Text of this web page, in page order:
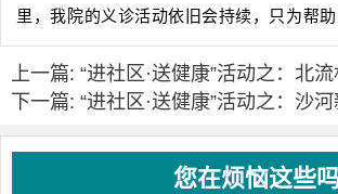
里，我院的义诊活动依旧会持续，只为帮
上一篇: “进社区·送健康”活动之：北
下一篇: “进社区·送健康”活动之：沙
您在烦恼这些吗